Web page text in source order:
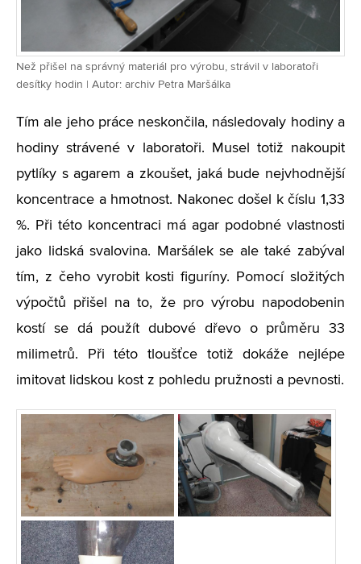
Než přišel na správný materiál pro výrobu, strávil v laboratoři
desítky hodin | Autor: archiv Petra Maršálka
Tím ale jeho práce neskončila, následovaly hodiny a
hodiny strávené v laboratoři. Musel totiž nakoupit
pytlíky s agarem a zkoušet, jaká bude nejvhodnější
koncentrace a hmotnost. Nakonec došel k číslu 1,33
%. Při této koncentraci má agar podobné vlastnosti
jako lidská svalovina. Maršálek se ale také zabýval
tím, z čeho vyrobit kosti figuríny. Pomocí složitých
výpočtů přišel na to, že pro výrobu napodobenin
kostí se dá použít dubové dřevo o průměru 33
milimetrů. Při této tloušťce totiž dokáže nejlépe
imitovat lidskou kost z pohledu pružnosti a pevnosti.